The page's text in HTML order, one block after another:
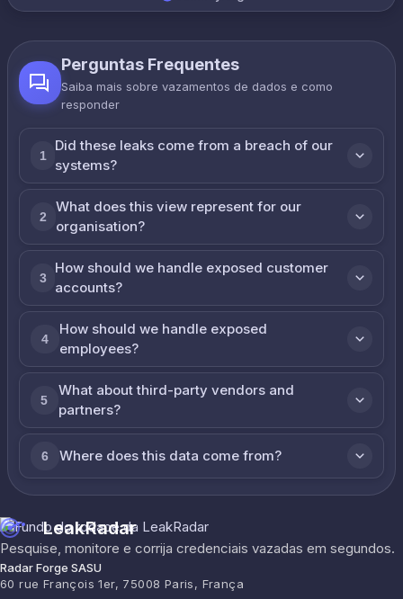
Perguntas Frequentes
Saiba mais sobre vazamentos de dados e como
responder
1
Did these leaks come from a breach of our
systems?
2
What does this view represent for our
organisation?
3
How should we handle exposed customer
accounts?
4
How should we handle exposed
employees?
5
What about third-party vendors and
partners?
6 Where does this data come from?
LeakRadar
Pesquise, monitore e corrija credenciais vazadas em segundos.
Radar Forge SASU
60 rue François 1er, 75008 Paris, França